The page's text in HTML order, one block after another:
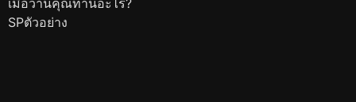
เมื่อวานคุณทานอะไร?
SPตัวอย่าง